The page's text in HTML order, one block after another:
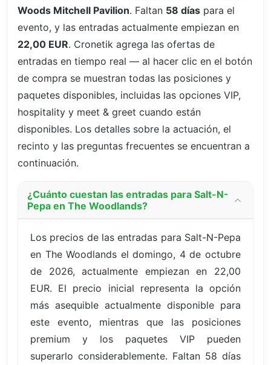
Woods Mitchell Pavilion. Faltan 58 días para el
evento, y las entradas actualmente empiezan en
22,00 EUR. Cronetik agrega las ofertas de
entradas en tiempo real — al hacer clic en el botón
de compra se muestran todas las posiciones y
paquetes disponibles, incluidas las opciones VIP,
hospitality y meet & greet cuando están
disponibles. Los detalles sobre la actuación, el
recinto y las preguntas frecuentes se encuentran a
continuación.
¿Cuánto cuestan las entradas para Salt-N-
Pepa en The Woodlands?
Los precios de las entradas para Salt-N-Pepa
en The Woodlands el domingo, 4 de octubre
de 2026, actualmente empiezan en 22,00
EUR. El precio inicial representa la opción
más asequible actualmente disponible para
este evento, mientras que las posiciones
premium y los paquetes VIP pueden
superarlo considerablemente. Faltan 58 días